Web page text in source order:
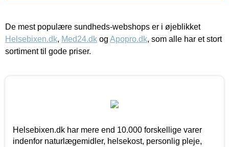
De mest populære sundheds-webshops er i øjeblikket
Helsebixen.dk, Med24.dk og Apopro.dk, som alle har et stort
sortiment til gode priser.
Helsebixen.dk har mere end 10.000 forskellige varer
indenfor naturlægemidler, helsekost, personlig pleje,